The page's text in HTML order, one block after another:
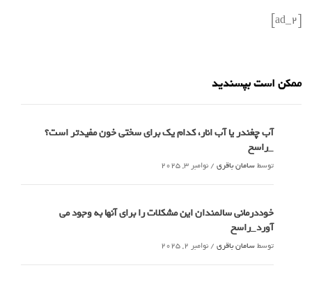
[ad_2]
ممکن است بپسندید
آب چغندر یا آب انار، کدام‌ یک برای سختی خون مفیدتر است؟
_راسخ
توسطسامان باقری / نوامبر 3, 2025
خوددرمانی سالمندان این مشکلات را برای آنها به وجود می
آورد_راسخ
توسطسامان باقری / نوامبر 2, 2025